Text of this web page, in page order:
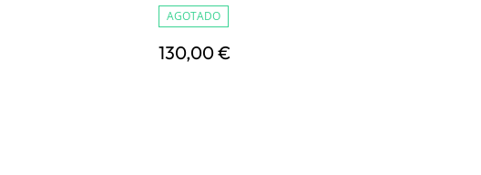
AGOTADO
130,00 €